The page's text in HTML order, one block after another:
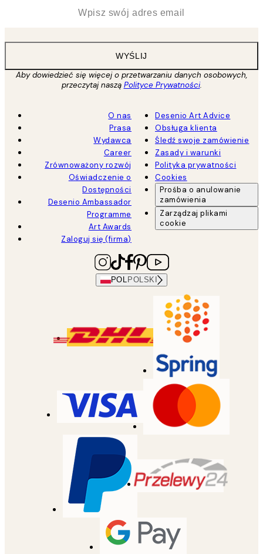
WYŚLIJ
Aby dowiedzieć się więcej o przetwarzaniu danych osobowych,
przeczytaj naszą Polityce Prywatności.
O nas
Prasa
Wydawca
Career
Zrównoważony rozwój
Oświadczenie o
Dostępności
Desenio Ambassador
Programme
Art Awards
Zaloguj się (firma)
Desenio Art Advice
Obsługa klienta
Śledź swoje zamówienie
Zasady i warunki
Polityka prywatności
Cookies
Prośba o anulowanie
zamówienia
Zarządzaj plikami
cookie
POL POLSKI